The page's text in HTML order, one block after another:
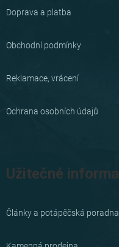
aDoprava a platba
Obchodní podmínky
Reklamace, vrácení
Ochrana osobních údajů
Užitečné
Články a potápěčská poradna